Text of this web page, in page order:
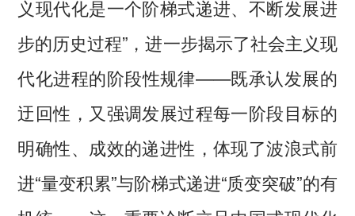
义现代化是一个阶梯式递进、不断发展进
步的历史过程”，进一步揭示了社会主义现
代化进程的阶段性规律——既承认发展的
迂回性，又强调发展过程每一阶段目标的
明确性、成效的递进性，体现了波浪式前
进“量变积累”与阶梯式递进“质变突破”的有